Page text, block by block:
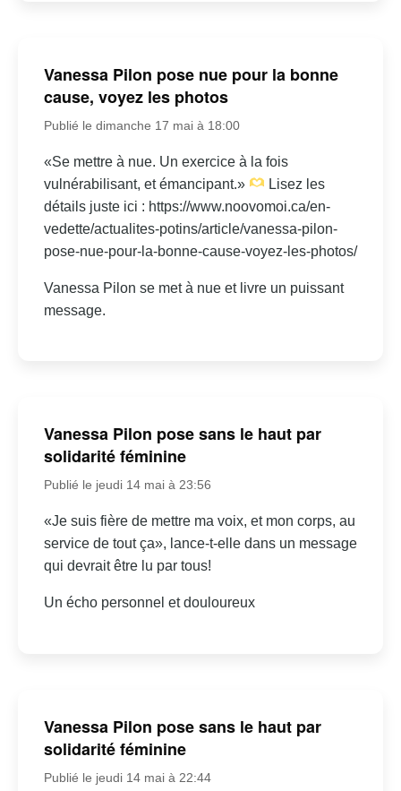
Vanessa Pilon pose nue pour la bonne
cause, voyez les photos
Publié le dimanche 17 mai à 18:00
«Se mettre à nue. Un exercice à la fois
vulnérabilisant, et émancipant.»
Lisez les
détails juste ici : https://www.noovomoi.ca/en-
vedette/actualites-potins/article/vanessa-pilon-
pose-nue-pour-la-bonne-cause-voyez-les-photos/
Vanessa Pilon se met à nue et livre un puissant
message.
Vanessa Pilon pose sans le haut par
solidarité féminine
Publié le jeudi 14 mai à 23:56
«Je suis fière de mettre ma voix, et mon corps, au
service de tout ça», lance-t-elle dans un message
qui devrait être lu par tous!
Un écho personnel et douloureux
Vanessa Pilon pose sans le haut par
solidarité féminine
Publié le jeudi 14 mai à 22:44